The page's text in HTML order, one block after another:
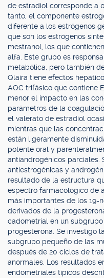
de estradiol corresponde a
tanto, el componente
diferente a los estrógenos
que son los estrógenos
mestranol, los que
alfa. Este grupo es
metabólica, pero también
Qlaira tiene efectos
AOC trifásico que contiene
menor el impacto en las
parámetros de la
el valerato de estradiol
mientras que las
están ligeramente
potente oral y
antiandrogénicos parciales.
antiestrogénicas y
resultado de la estructura
espectro farmacológico de
más importantes de los 19-
derivados de la
cadometrial en un
progesterona. Se investigó
subgrupo pequeño de las
después de 20 ciclos de
anormales. Los resultados
endometriales típicos